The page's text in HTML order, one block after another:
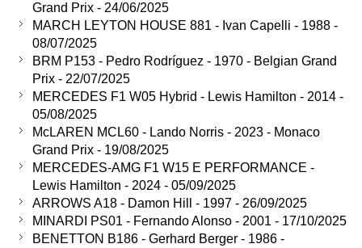
Grand Prix - 24/06/2025
MARCH LEYTON HOUSE 881 - Ivan Capelli - 1988 -
08/07/2025
BRM P153 - Pedro Rodríguez - 1970 - Belgian Grand
Prix - 22/07/2025
MERCEDES F1 W05 Hybrid - Lewis Hamilton - 2014 -
05/08/2025
McLAREN MCL60 - Lando Norris - 2023 - Monaco
Grand Prix - 19/08/2025
MERCEDES-AMG F1 W15 E PERFORMANCE -
Lewis Hamilton - 2024 - 05/09/2025
ARROWS A18 - Damon Hill - 1997 - 26/09/2025
MINARDI PS01 - Fernando Alonso - 2001 - 17/10/2025
BENETTON B186 - Gerhard Berger - 1986 -